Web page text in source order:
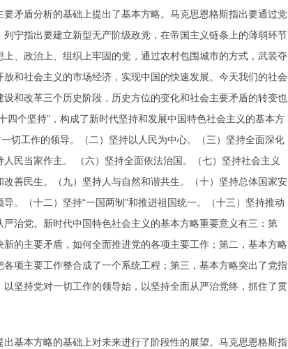
盾分析的基础上提出了基本方略。马克思恩格斯指出要通过党
宁指出要建立新型无产阶级政党，在帝国主义链条上的薄弱环节
、政治上、组织上牢固的党，通过农村包围城市的方式，武装夺
和社会主义的市场经济，实现中国的快速发展。今天我们的社会
和改革三个历史阶段，历史方位的变化和社会主要矛盾的转变也
四个坚持”，构成了新时代坚持和发展中国特色社会主义的基本方
切工作的领导。（二）坚持以人民为中心。（三）坚持全面深化
民当家作主。 （六）坚持全面依法治国。（七）坚持社会主义
善民生。（九）坚持人与自然和谐共生。（十）坚持总体国家安
。（十二）坚持“一国两制”和推进祖国统一。（十三）坚持推动
治党。新时代中国特色社会主义的基本方略重要意义有三：第
的主要矛盾，如何全面推进党的各项主要工作；第二，基本方略
项主要工作整合成了一个系统工程；第三，基本方略突出了党指
坚持党对一切工作的领导始，以坚持全面从严治党终，抓住了贯
本方略的基础上对未来进行了阶段性的展望。马克思恩格斯指